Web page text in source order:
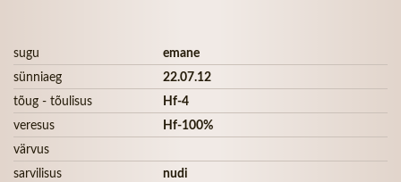
sugu
emane
sünniaeg
22.07.12
tõug - tõulisus
Hf-4
veresus
Hf-100%
värvus
sarvilisus
nudi